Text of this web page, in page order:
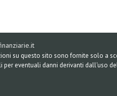
su questo sito sono fornite solo a
per eventuali danni derivanti dall'uso